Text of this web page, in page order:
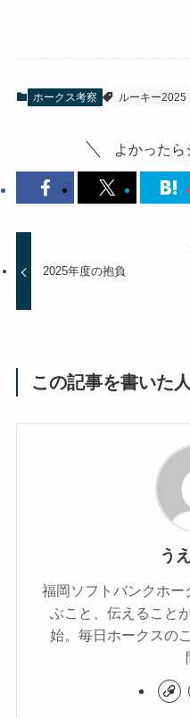
ホークス考察 ルーキー2025
よかったら
2025年度の抱負
この記事を書いた人
う
福岡ソフトバンクホ
ぶこと、伝えること
始。毎日ホークスの